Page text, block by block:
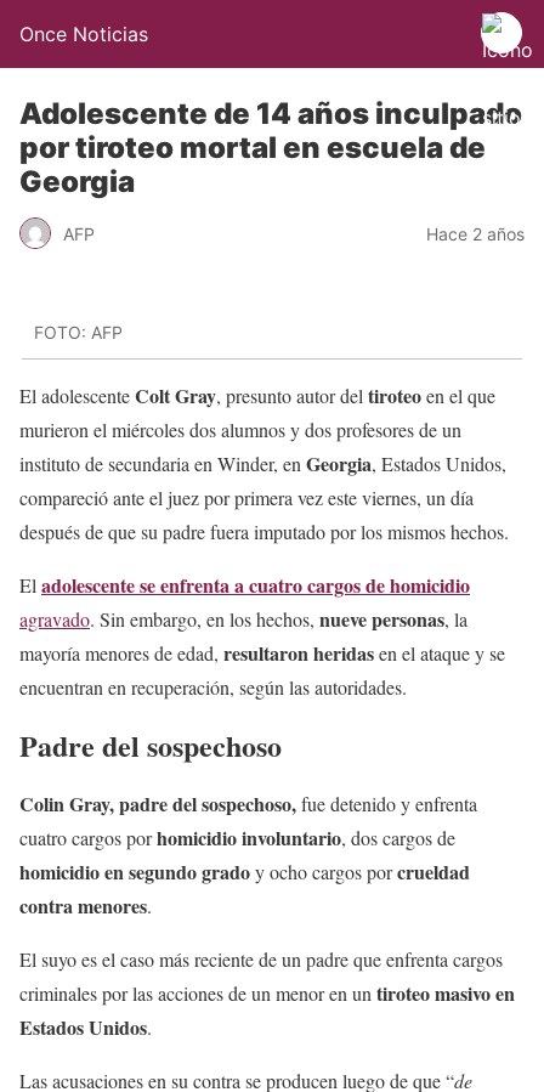
Once Noticias
Adolescente de 14 años inculpado
por tiroteo mortal en escuela de
Georgia
AFP Hace 2 años
FOTO: AFP
El adolescenteColt Gray, presunto autor del tiroteoen el que
murieron el miércoles dos alumnos y dos profesores de un
instituto de secundaria en Winder, en Georgia, Estados Unidos,
compareció ante el juez por primera vez este viernes, un día
después de que su padre fuera imputado por los mismos hechos.
El adolescente se enfrenta a cuatro cargos de homicidio
agravado. Sin embargo, en los hechos, nueve personas, la
mayoría menores de edad, resultaron heridasen el ataque y se
encuentran en recuperación, según las autoridades.
Padre del sospechoso
Colin Gray, padre del sospechoso,fue detenido y enfrenta
cuatro cargos porhomicidio involuntario, dos cargos de
homicidio en segundo gradoy ocho cargos porcrueldad
contra menores.
El suyo es el caso más reciente de un padre que enfrenta cargos
criminales por las acciones de un menor en un tiroteo masivo en
Estados Unidos.
Las acusaciones en su contra se producen luego de que “de